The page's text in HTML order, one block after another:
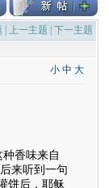
| 上一主题 | 下一主题
小 中 大
香味来自
来听到一句
饼后，耶稣